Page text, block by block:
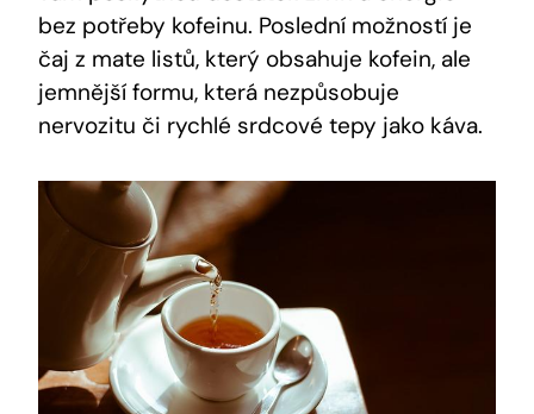
bez potřeby kofeinu. Poslední možností je
čaj z mate listů, který obsahuje kofein, ale
jemnější formu, která nezpůsobuje
nervozitu či rychlé srdcové tepy jako káva.